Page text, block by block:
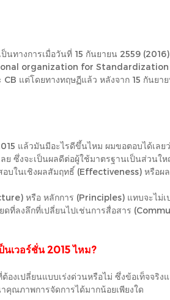
ารเมื่อวันที่ 15 กันยายน 2559 (2016)
organization for Standardization
แต่โดยทางทฤษฏีแล้ว หลังจาก 15 กันย
มันมีอะไรดีขึ้นไหม ผมขอตอบได้เลยว่า
ลย ซึ่งจะเป็นผลดีต่อผู้ใช้มาตรฐานเป็นส่ว
อบในเชิงผลสัมฤทธิ์ (Effectiveness) หรือ
หรือ หลักการ (Principles) แทบจะไ
ยดที่ลงลึกที่เปลี่ยนไปเช่นการสื่อสาร
นเวอร์ชั่น 2015 ไหม?
ปลี่ยนแบบเร่งด่วนหรือไม่ ซึ่งข้อเท็จจริง
คุณภาพการจัดการได้มากน้อยเพียงใด